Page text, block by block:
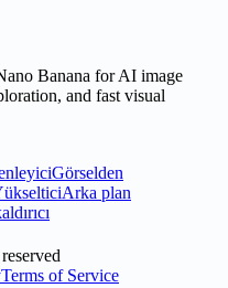
Banana for AI image
and fast visual
Görselden
Arka plan
Terms of Service